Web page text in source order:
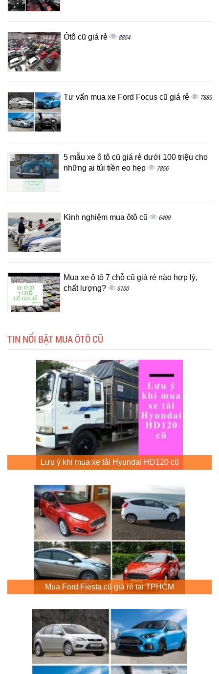
Ôtô cũ giá rẻ 8854
Tư vấn mua xe Ford Focus cũ giá rẻ 7889
5 mẫu xe ô tô cũ giá rẻ dưới 100 triệu cho
những ai túi tiền eo hẹp
7856
Kinh nghiệm mua ôtô cũ 6499
Mua xe ô tô 7 chỗ cũ giá rẻ nào hợp lý,
chất lượng?
6100
TIN NỔI BẬT MUA ÔTÔ CŨ
Lưu ý khi mua xe tải Hyundai HD120 cũ
Mua Ford Fiesta cũ giá rẻ tại TPHCM